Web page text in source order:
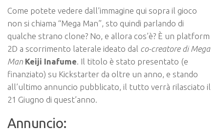
Come potete vedere dall’immagine qui sopra il gioco
non si chiama “Mega Man”, sto quindi parlando di
qualche strano clone? No, e allora cos’è? È un platform
2D a scorrimento laterale ideato dal co-creatore di Mega
Man Keiji Inafume. Il titolo è stato presentato (e
finanziato) su Kickstarter da oltre un anno, e stando
all’ultimo annuncio pubblicato, il tutto verrà rilasciato il
21 Giugno di quest’anno.
Annuncio: